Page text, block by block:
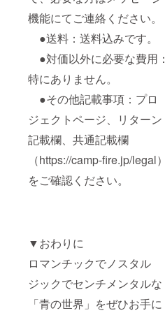
機能にてご連絡ください。
●送料：送料込みです。
●対価以外に必要な費用：
特にありません。
●その他記載事項：プロ
ジェクトページ、リターン
記載欄、共通記載欄
（https://camp-fire.jp/legal）
をご確認ください。
▼おわりに
ロマンチックでノスタル
ジックでセンチメンタルな
「青の世界」をぜひお手に